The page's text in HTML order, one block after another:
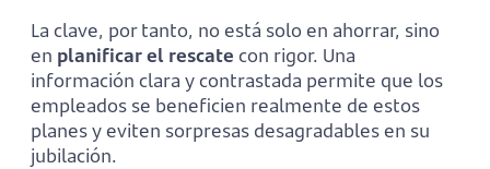
La clave, por tanto, no está solo en ahorrar, sino
en planificar el rescate con rigor. Una
información clara y contrastada permite que los
empleados se beneficien realmente de estos
planes y eviten sorpresas desagradables en su
jubilación.